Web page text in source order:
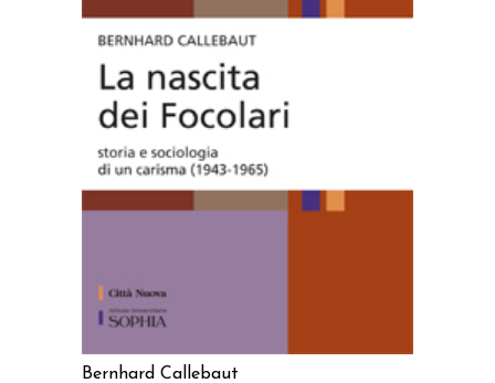
AGGIUNGI AL CARRELLO
Bernhard Callebaut